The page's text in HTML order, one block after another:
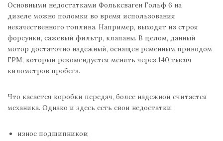
Основными недостатками Фольксваген Гольф 6 на
дизеле можно поломки во время использования
некачественного топлива. Например, выходят из строя
форсунки, сажевый фильтр, клапаны. В целом, данный
мотор достаточно надежный, оснащен ременным приводом
ГРМ, который рекомендуется менять через 140 тысяч
километров пробега.
Что касается коробки передач, более надежной считается
механика. Однако и здесь есть свои недостатки:
износ подшипников;